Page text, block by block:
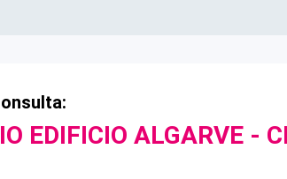
EDIFICIO ALGARVE -